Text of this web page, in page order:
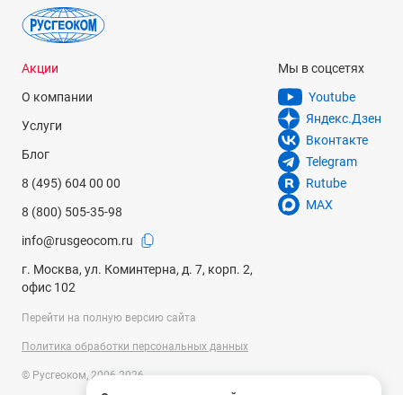
Акции
О компании
Услуги
Блог
8 (495) 604 00 00
8 (800) 505-35-98
info@rusgeocom.ru
г. Москва, ул. Коминтерна, д. 7, корп. 2,
офис 102
Мы в соцсетях
Youtube
Яндекс.Дзен
Вконтакте
Telegram
Rutube
MAX
Перейти на полную версию сайта
Политика обработки персональных данных
© Русгеоком, 2006-2026